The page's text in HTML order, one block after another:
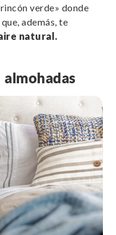
verde» donde
además, te
natural.